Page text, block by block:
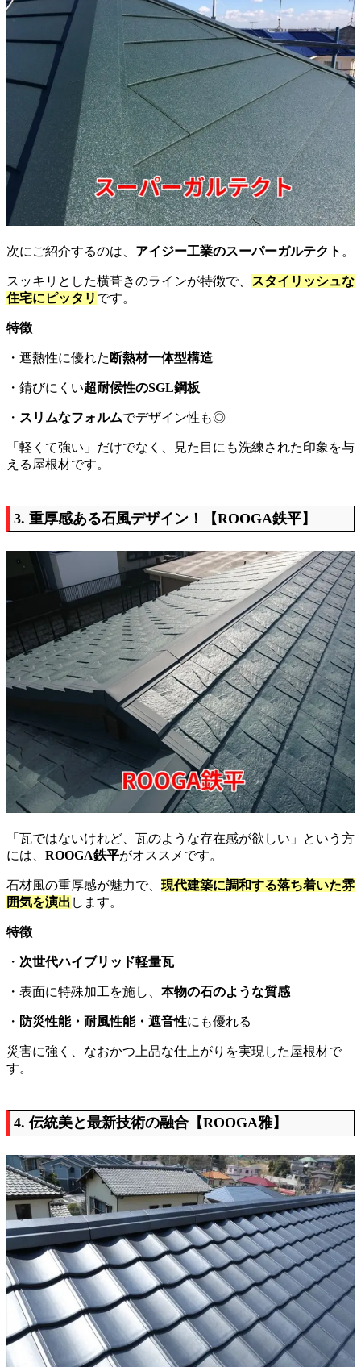
次にご紹介するのは、 アイジー工業のスーパーガルテクト 。
スッキリとした横葺きのラインが特徴で、
スタイリッシュな
住宅にピッタリ です。
特徴
・遮熱性に優れた 断熱材一体型構造
・錆びにくい超耐候性のSGL鋼板
・ スリムなフォルムでデザイン性も◎
「軽くて強い」だけでなく、見た目にも洗練された印象を与
える屋根材です。
3. 重厚感ある石風デザイン！【ROOGA鉄平】
「瓦ではないけれど、瓦のような存在感が欲しい」という方
には、 ROOGA鉄平がオススメです。
石材風の重厚感が魅力で、 現代建築に調和する落ち着いた雰
囲気を演出 します。
特徴
・ 次世代ハイブリッド軽量瓦
・表面に特殊加工を施し、 本物の石のような質感
・ 防災性能・耐風性能・遮音性にも優れる
災害に強く、なおかつ上品な仕上がりを実現した屋根材で
す。
4. 伝統美と最新技術の融合【ROOGA雅】